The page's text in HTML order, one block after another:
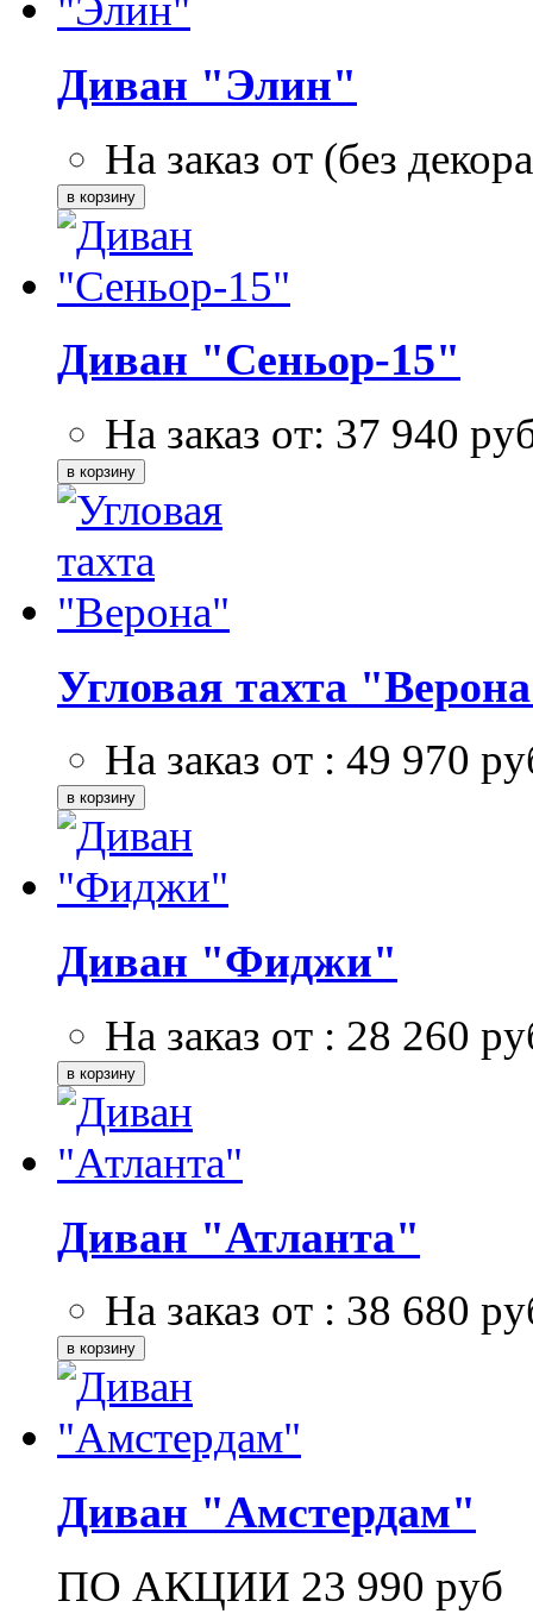
Диван "Элин"
На заказ от (без
Диван "Сеньор-15"
На заказ от: 37 940
Угловая тахта
На заказ от : 49 970
Диван "Фиджи"
На заказ от : 28 260
Диван "Атланта"
На заказ от : 38 680
Диван "Амстердам"
ПО АКЦИИ 23 990 руб